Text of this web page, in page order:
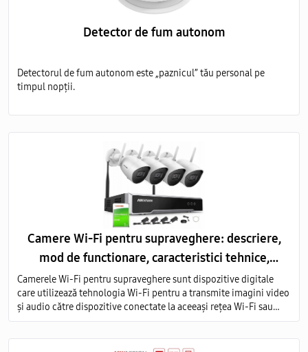
Detector de fum autonom
Detectorul de fum autonom este „paznicul” tău personal pe
timpul nopții.
Camere Wi-Fi pentru supraveghere: descriere,
mod de functionare, caracteristici tehnice,
avantaje
Camerele Wi-Fi pentru supraveghere sunt dispozitive digitale
care utilizează tehnologia Wi-Fi pentru a transmite imagini video
și audio către dispozitive conectate la aceeași rețea Wi-Fi sau
prin intermediul internetului.